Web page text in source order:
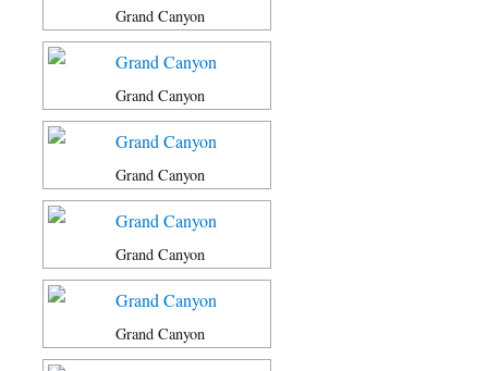
Grand Canyon
Grand Canyon
Grand Canyon
Grand Canyon
Grand Canyon